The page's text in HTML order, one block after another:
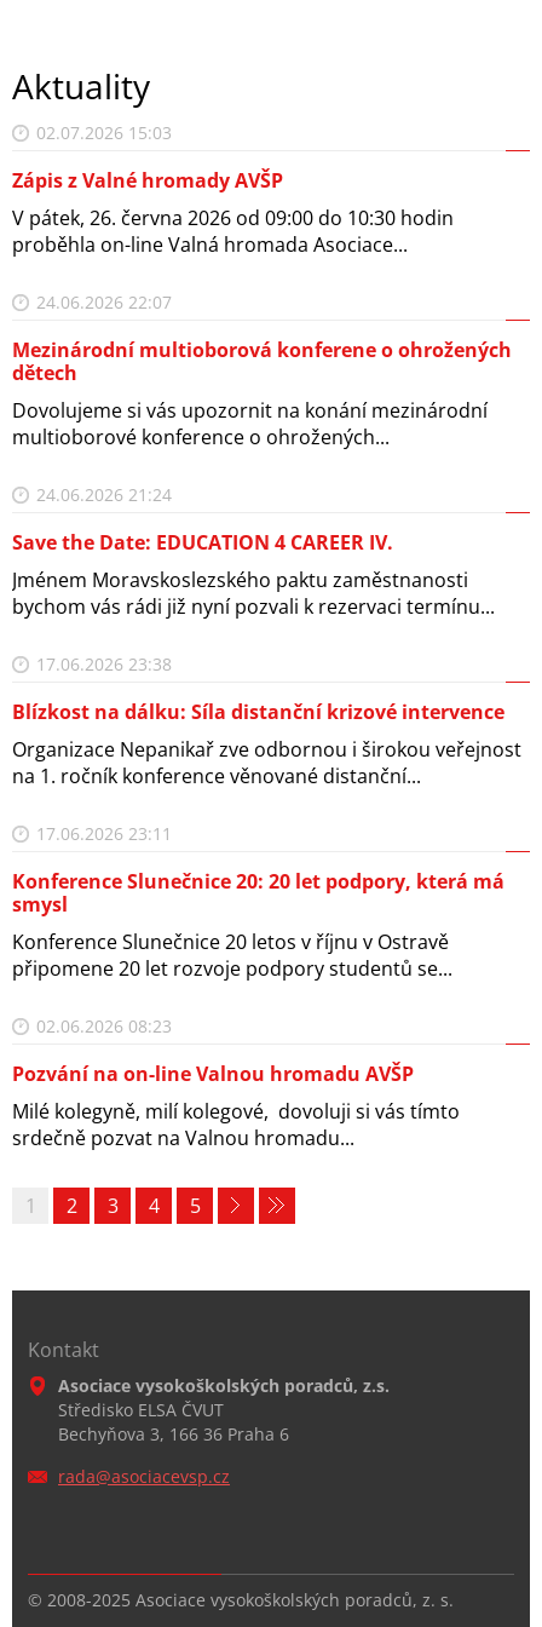
Aktuality
02.07.2026 15:03
Zápis z Valné hromady AVŠP
V pátek, 26. června 2026 od 09:00 do 10:30 hodin
proběhla on-line Valná hromada Asociace...
24.06.2026 22:07
Mezinárodní multioborová konferene o ohrožených
dětech
Dovolujeme si vás upozornit na konání mezinárodní
multioborové konference o ohrožených...
24.06.2026 21:24
Save the Date: EDUCATION 4 CAREER IV.
Jménem Moravskoslezského paktu zaměstnanosti
bychom vás rádi již nyní pozvali k rezervaci termínu...
17.06.2026 23:38
Blízkost na dálku: Síla distanční krizové intervence
Organizace Nepanikař zve odbornou i širokou veřejnost
na 1. ročník konference věnované distanční...
17.06.2026 23:11
Konference Slunečnice 20: 20 let podpory, která má
smysl
Konference Slunečnice 20 letos v říjnu v Ostravě
připomene 20 let rozvoje podpory studentů se...
02.06.2026 08:23
Pozvání na on-line Valnou hromadu AVŠP
Milé kolegyně, milí kolegové, dovoluji si vás tímto
srdečně pozvat na Valnou hromadu...
1 2 3 4 5
Kontakt
Asociace vysokoškolských poradců, z.s.
Středisko ELSA ČVUT
Bechyňova 3, 166 36 Praha 6
rada@asociacevsp.cz
© 2008-2025 Asociace vysokoškolských poradců, z. s.